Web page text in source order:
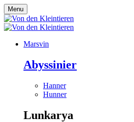
Menu
Marsvin
Abyssinier
Hanner
Hunner
Lunkarya